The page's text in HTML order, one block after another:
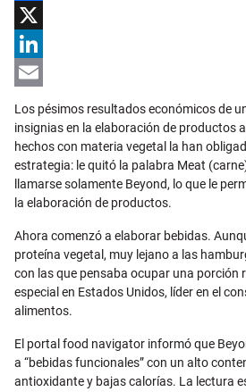
Facebook
X
LinkedIn
Los pésimos resultados económicos de
insignias en la elaboración de productos
hechos con materia vegetal la han
estrategia: le quitó la palabra Meat
llamarse solamente Beyond, lo que le
la elaboración de productos.
Ahora comenzó a elaborar bebidas.
proteína vegetal, muy lejano a las
con las que pensaba ocupar una porción
especial en Estados Unidos, líder en el
alimentos.
El portal food navigator informó que
a “bebidas funcionales” con un alto
antioxidante y bajas calorías. La lectura